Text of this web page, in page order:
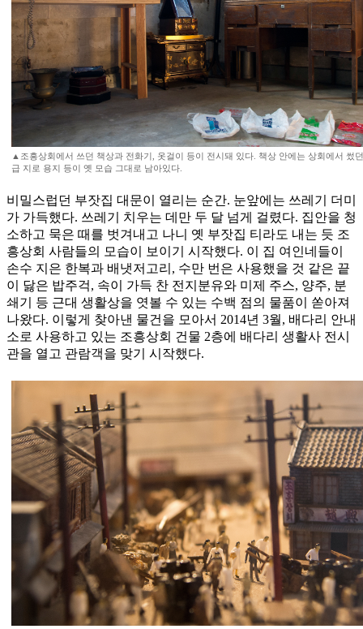
▲조흥상회에서 쓰던 책상과 전화기, 옷걸이 등이 전시돼 있다. 책상 안에는 상회에서 썼
급 지로 용지 등이 옛 모습 그대로 남아있다.
비밀스럽던 부잣집 대문이 열리는 순간. 눈앞에는 쓰레기 더미
가 가득했다. 쓰레기 치우는 데만 두 달 넘게 걸렸다. 집안을 청
소하고 묵은 때를 벗겨내고 나니 옛 부잣집 티라도 내는 듯 조
흥상회 사람들의 모습이 보이기 시작했다. 이 집 여인네들이
손수 지은 한복과 배냇저고리, 수만 번은 사용했을 것 같은 끝
이 닳은 밥주걱, 속이 가득 찬 전지분유와 미제 주스, 양주, 분
쇄기 등 근대 생활상을 엿볼 수 있는 수백 점의 물품이 쏟아져
나왔다. 이렇게 찾아낸 물건을 모아서 2014년 3월, 배다리 안내
소로 사용하고 있는 조흥상회 건물 2층에 배다리 생활사 전시
관을 열고 관람객을 맞기 시작했다.